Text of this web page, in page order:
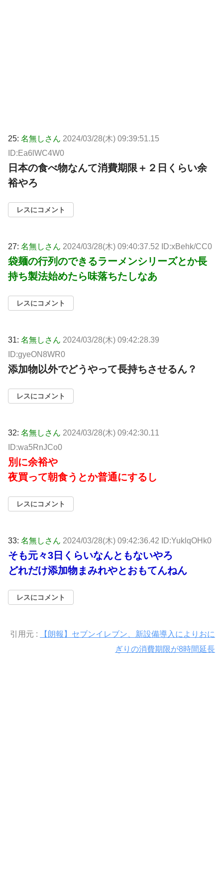
25: 名無しさん 2024/03/28(木) 09:39:51.15
ID:Ea6lWC4W0
日本の食べ物なんて消費期限＋２日くらい余
裕やろ
レスにコメント
27: 名無しさん 2024/03/28(木) 09:40:37.52 ID:xBehk/CC0
袋麺の行列のできるラーメンシリーズとか長
持ち製法始めたら味落ちたしなあ
レスにコメント
31: 名無しさん 2024/03/28(木) 09:42:28.39
ID:gyeON8WR0
添加物以外でどうやって長持ちさせるん？
レスにコメント
32: 名無しさん 2024/03/28(木) 09:42:30.11
ID:wa5RnJCo0
別に余裕や
夜買って朝食うとか普通にするし
レスにコメント
33: 名無しさん 2024/03/28(木) 09:42:36.42 ID:YuklqOHk0
そも元々3日くらいなんともないやろ
どれだけ添加物まみれやとおもてんねん
レスにコメント
引用元 :
【朗報】セブンイレブン、新設備導入によりおに
ぎりの消費期限が8時間延長